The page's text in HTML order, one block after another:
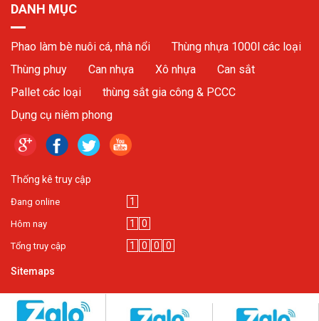
DANH MỤC
Phao làm bè nuôi cá, nhà nổi
Thùng nhựa 1000l các loại
Thùng phuy
Can nhựa Xô nhựa
Can sắt
Pallet các loại
thùng sắt gia công & PCCC
Dụng cụ niêm phong
Thống kê truy cập
Đang online 1
Hôm nay 1 0
Tổng truy cập 1 0 0 0
Sitemaps